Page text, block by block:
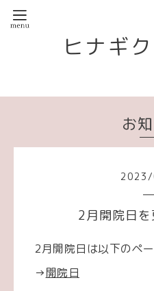
ヒナギ
お
2023/
2月開院日
2月開院日は以下のペ
→開院日